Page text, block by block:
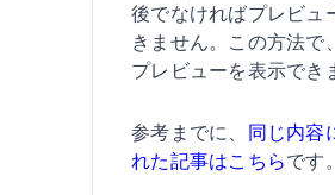
後でなければプレビュ
きません。この方法で
プレビューを表示でき
参考までに、 同じ内容
れた記事はこちらです。